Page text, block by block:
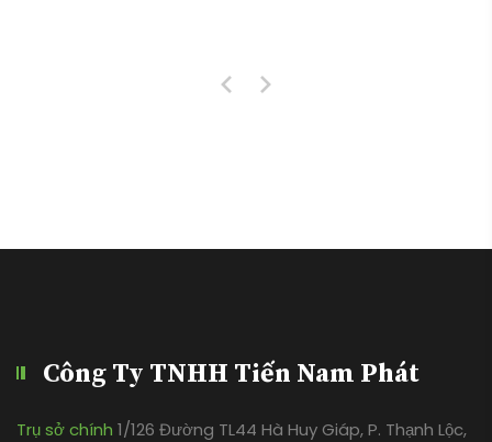
Công Ty TNHH Tiến Nam Phát
Trụ sở chính 1/126 Đường TL44 Hà Huy Giáp, P. Thạnh Lộc,